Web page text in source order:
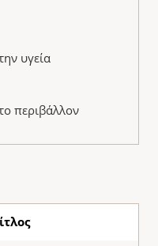
υγεία
περιβάλλον